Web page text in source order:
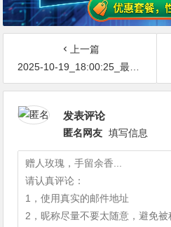
上一篇
2025-10-19_18:00:25_最新网络节点地址免费分享…不定期更新…开放免费分享（网络免费节点香港|日本|韩国|新加坡|台湾|马来西亚|…
发表评论
匿名网友 填写信息